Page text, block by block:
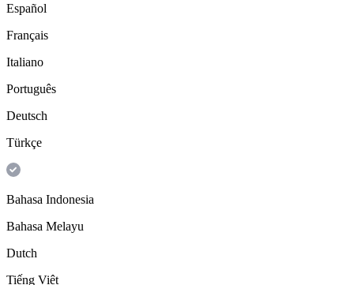
Español
Français
Italiano
Português
Deutsch
Türkçe
Bahasa Indonesia
Bahasa Melayu
Dutch
Tiếng Việt